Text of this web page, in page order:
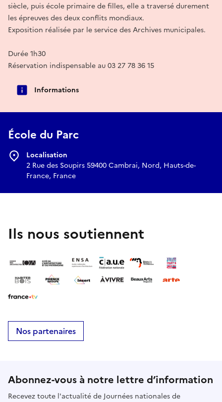
siècle, puis école primaire de filles, elle a traversé durement
les épreuves des deux conflits mondiaux.
Exposition réalisée par le service des Archives municipales.
Durée 1h30
Réservation indispensable au 03 27 78 36 15
Informations
École du Parc
Localisation
2 Rue des Soupirs 59400 Cambrai, Nord, Hauts-de-
France, France
Ils nous soutiennent
Nos partenaires
Abonnez-vous à notre lettre d’information
Recevez toute l'actualité de Journées nationales de